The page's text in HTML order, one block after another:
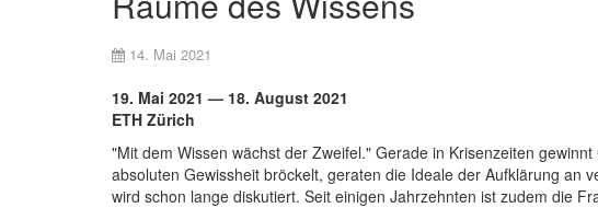
14. Mai 2021
19. Mai 2021 — 18. August 2021
ETH Zürich
"Mit dem Wissen wächst der Zweifel." Gerade in Krisenzeiten
absoluten Gewissheit bröckelt, geraten die Ideale der Aufklärung an
wird schon lange diskutiert. Seit einigen Jahrzehnten ist zudem die